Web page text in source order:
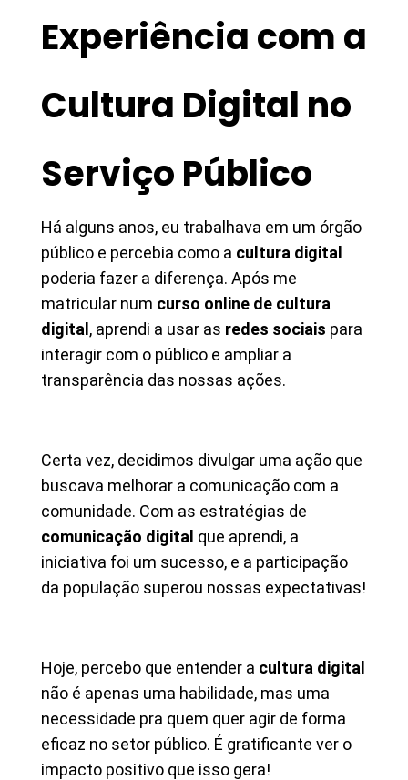
Experiência com a
Cultura Digital no
Serviço Público
Há alguns anos, eu trabalhava em um órgão
público e percebia como a cultura digital
poderia fazer a diferença. Após me
matricular num curso online de cultura
digital , aprendi a usar as redes sociais para
interagir com o público e ampliar a
transparência das nossas ações.
Certa vez, decidimos divulgar uma ação que
buscava melhorar a comunicação com a
comunidade. Com as estratégias de
comunicação digital que aprendi, a
iniciativa foi um sucesso, e a participação
da população superou nossas expectativas!
Hoje, percebo que entender a cultura digital
não é apenas uma habilidade, mas uma
necessidade pra quem quer agir de forma
eficaz no setor público. É gratificante ver o
impacto positivo que isso gera!